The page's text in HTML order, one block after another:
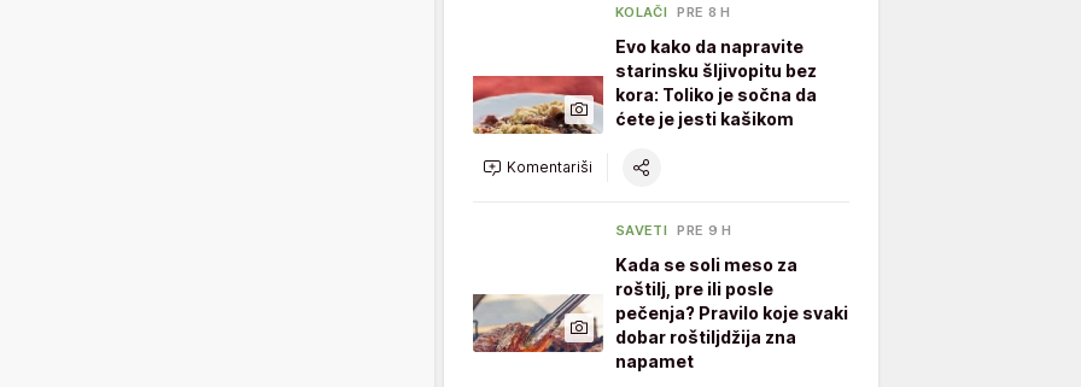
KOLAČI PRE 8 H
Evo kako da napravite
starinsku šljivopitu bez
kora: Toliko je sočna da
ćete je jesti kašikom
Komentariši
SAVETI PRE 9 H
Kada se soli meso za
roštilj, pre ili posle
pečenja? Pravilo koje svaki
dobar roštiljdžija zna
napamet